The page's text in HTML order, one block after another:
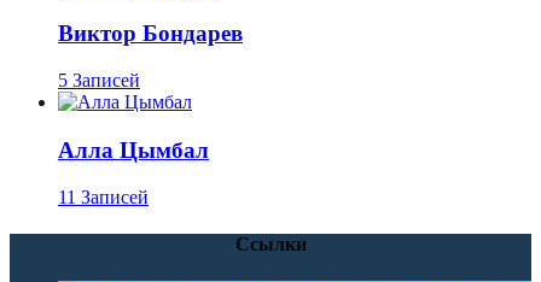
Виктор Бондарев
5 Записей
Алла Цымбал
11 Записей
Ссылки